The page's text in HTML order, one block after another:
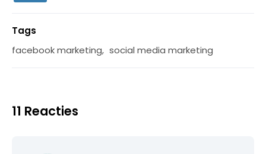
Tags
facebook marketing, social media marketing
11 Reacties